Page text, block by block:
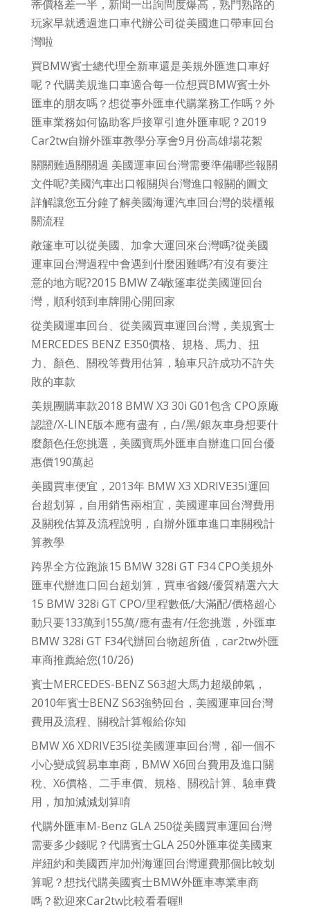
蒂價格差一半，新聞一出詢問度爆高，熟門熟路的
玩家早就透過進口車代辦公司從美國進口帶車回台
灣啦
買BMW賓士總代理全新車還是美規外匯進口車好
呢？代購美規進口車適合每一位想買BMW賓士外
匯車的朋友嗎？想從事外匯車代購業務工作嗎？外
匯車業務如何協助客戶接單引進外匯車呢？2019
Car2tw自辦外匯車教學分享會9月份高雄場花絮
關關難過關關過 美國運車回台灣需要準備哪些報關
文件呢?美國汽車出口報關與台灣進口報關的圖文
詳解讓您五分鐘了解美國海運汽車回台灣的裝櫃報
關流程
敞篷車可以從美國、加拿大運回來台灣嗎?從美國
運車回台灣過程中會遇到什麼困難嗎?有沒有要注
意的地方呢?2015 BMW Z4敞篷車從美國運回台
灣，順利領到車牌開心開回家
從美國運車回台、從美國買車運回台灣，美規賓士
MERCEDES BENZ E350價格、規格、馬力、扭
力、顏色、關稅等費用估算，驗車只許成功不許失
敗的車款
美規團購車款2018 BMW X3 30i G01包含 CPO原廠
認證/X-LINE版本應有盡有，白/黑/銀灰車身想要什
麼顏色任您挑選，美國寶馬外匯車自辦進口回台優
惠價190萬起
美國買車便宜，2013年 BMW X3 XDRIVE35I運回
台超划算，自用銷售兩相宜，美國運車回台灣費用
及關稅估算及流程說明，自辦外匯車進口車關稅計
算教學
跨界全方位跑旅15 BMW 328i GT F34 CPO美規外
匯車代辦進口回台超划算，買車省錢/優質精選六大
15 BMW 328i GT CPO/里程數低/大滿配/價格超心
動只要133萬到155萬/應有盡有/任您挑選，外匯車
BMW 328i GT F34代辦回台物超所值，car2tw外匯
車商推薦給您(10/26)
賓士MERCEDES-BENZ S63超大馬力超級帥氣，
2010年賓士BENZ S63強勢回台，美國運車回台灣
費用及流程、關稅計算報給你知
BMW X6 XDRIVE35I從美國運車回台灣，卻一個不
小心變成貿易車車商，BMW X6回台費用及進口關
稅、X6價格、二手車價、規格、關稅計算、驗車費
用，加加減減划算唷
代購外匯車M-Benz GLA 250從美國買車運回台灣
需要多少錢呢？代購賓士GLA 250外匯車從美國東
岸紐約和美國西岸加州海運回台灣運費那個比較划
算呢？想找代購美國賓士BMW外匯車專業車商
嗎？歡迎來Car2tw比較看看喔!!